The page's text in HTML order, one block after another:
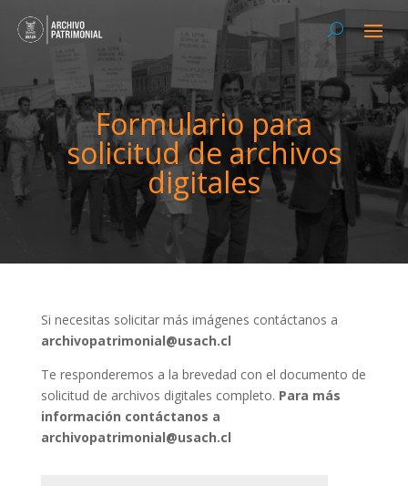
Formulario para
solicitud de archivos
digitales
Si necesitas solicitar más imágenes contáctanos a
archivopatrimonial@usach.cl
Te responderemos a la brevedad con el documento de
solicitud de archivos digitales completo. Para más
información contáctanos a
archivopatrimonial@usach.cl